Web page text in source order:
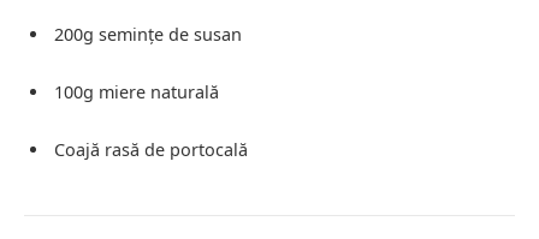
200g semințe de susan
100g miere naturală
Coajă rasă de portocală